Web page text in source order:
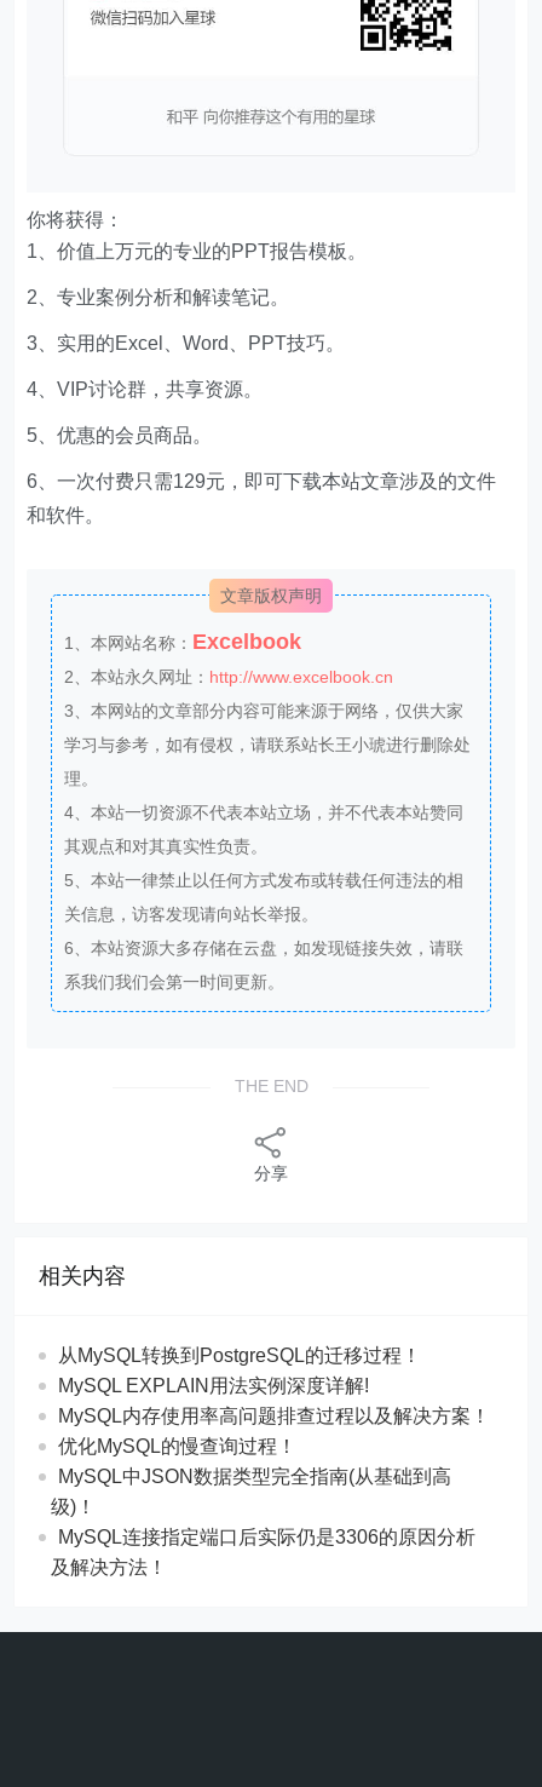
你将获得：
1、价值上万元的专业的PPT报告模板。
2、专业案例分析和解读笔记。
3、实用的Excel、Word、PPT技巧。
4、VIP讨论群，共享资源。
5、优惠的会员商品。
6、一次付费只需129元，即可下载本站文章涉及的文件
和软件。
文章版权声明
1、本网站名称： Excelbook
2、本站永久网址： http://www.excelbook.cn
3、本网站的文章部分内容可能来源于网络，仅供大家
学习与参考，如有侵权，请联系站长王小琥进行删除处
理。
4、本站一切资源不代表本站立场，并不代表本站赞同
其观点和对其真实性负责。
5、本站一律禁止以任何方式发布或转载任何违法的相
关信息，访客发现请向站长举报。
6、本站资源大多存储在云盘，如发现链接失效，请联
系我们我们会第一时间更新。
THE END
分享
相关内容
从MySQL转换到PostgreSQL的迁移过程！
MySQL EXPLAIN用法实例深度详解!
MySQL内存使用率高问题排查过程以及解决方案！
优化MySQL的慢查询过程！
MySQL中JSON数据类型完全指南(从基础到高
级)！
MySQL连接指定端口后实际仍是3306的原因分析
及解决方法！